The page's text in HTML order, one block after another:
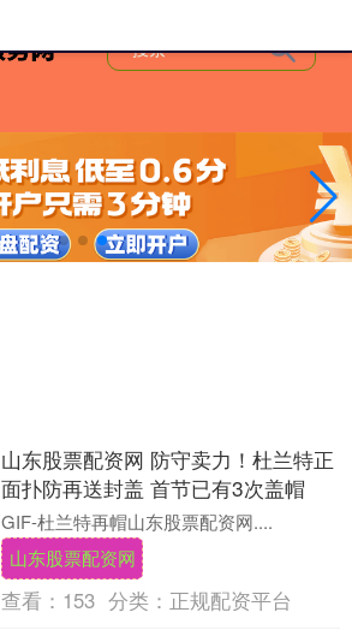
山东股票配资网 防守卖力！杜兰特正
面扑防再送封盖 首节已有3次盖帽
GIF-杜兰特再帽山东股票配资网....
山东股票配资网
查看： 153 分类： 正规配资平台